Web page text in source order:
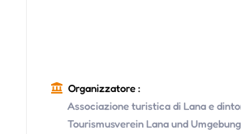
Organizzatore :
Associazione turistica di Lana e
Tourismusverein Lana und Umgebung